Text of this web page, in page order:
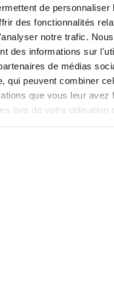
de personnaliser
des fonctionnalités
notre trafic. Nous
des informations sur
de médias
qui peuvent combiner
que vous leur avez
lors de votre utilisation